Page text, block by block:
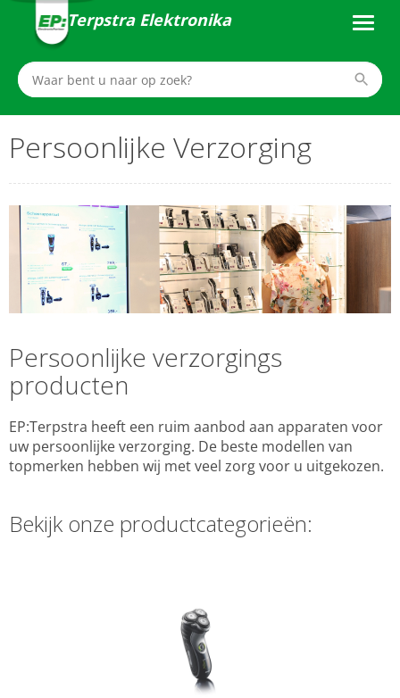
Terpstra Elektronika
Persoonlijke Verzorging
Persoonlijke verzorgings
producten
EP:Terpstra heeft een ruim aanbod aan apparaten voor
uw persoonlijke verzorging. De beste modellen van
topmerken hebben wij met veel zorg voor u uitgekozen.
Bekijk onze productcategorieën: